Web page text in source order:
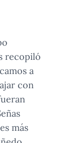
recopiló
a
con
más